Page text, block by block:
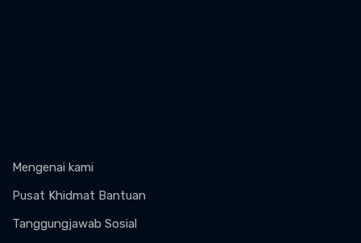
Mengenai kami
Pusat Khidmat Bantuan
Tanggungjawab Sosial